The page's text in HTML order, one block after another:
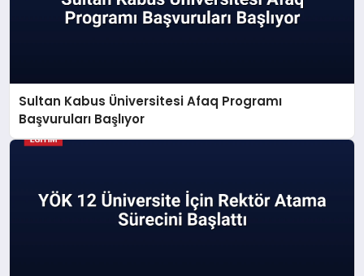
Sultan Kabus Üniversitesi Afaq Programı
Başvuruları Başlıyor